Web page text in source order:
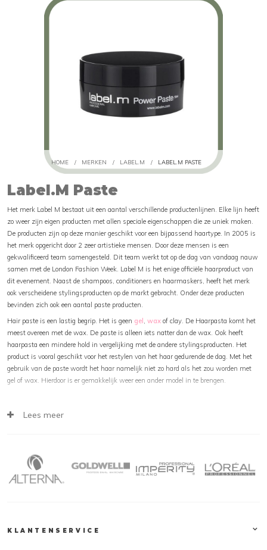
HOME / MERKEN / LABEL.M / LABEL.M PASTE
Label.M Paste
Het merk Label M bestaat uit een aantal verschillende productenlijnen. Elke lijn heeft
zo weer zijn eigen producten met allen speciale eigenschappen die ze uniek maken.
De producten zijn op deze manier geschikt voor een bijpassend haartype. In 2005 is
het merk opgericht door 2 zeer artistieke mensen. Door deze mensen is een
gekwalificeerd team samengesteld. Dit team werkt tot op de dag van vandaag nauw
samen met de London Fashion Week. Label M is het enige officiële haarproduct van
dit evenement. Naast de shampoos, conditioners en haarmaskers, heeft het merk
ook verscheidene stylingsproducten op de markt gebracht. Onder deze producten
bevinden zich ook een aantal paste producten.
Hair paste is een lastig begrip. Het is geen gel , wax of clay. De Haarpasta komt het
meest overeen met de wax. De paste is alleen iets natter dan de wax. Ook heeft
haarpasta een mindere hold in vergelijking met de andere stylingsproducten. Het
product is vooral geschikt voor het restylen van het haar gedurende de dag. Met het
gebruik van de paste wordt het haar namelijk niet zo hard als het zou worden met
gel of wax. Hierdoor is er gemakkelijk weer een ander model in te brengen.
Assortiment Label.M Paste
Label M Men Deconstructor
en het haar extra volume geeft.
Label M Matte Paste
De geheleLabel.M collectie, waaronder Label.M Paste, is te vinden op
Lees meer
KLANTENSERVICE